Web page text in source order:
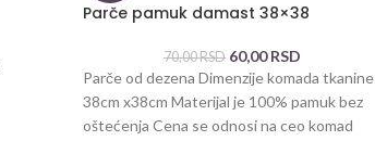
Parče pamuk damast 38×38
70,00RSD 60,00RSD
Parče od dezena Dimenzije komada tkanine
38cm x38cm Materijal je 100% pamuk bez
oštećenja Cena se odnosi na ceo komad